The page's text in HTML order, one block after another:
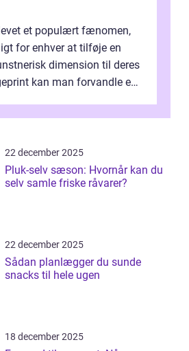
et populært fænomen,
for enhver at tilføje en
dimension til deres
kan man forvandle en
22 december 2025
Pluk-selv sæson: Hvornår kan du
selv samle friske råvarer?
22 december 2025
Sådan planlægger du sunde
snacks til hele ugen
18 december 2025